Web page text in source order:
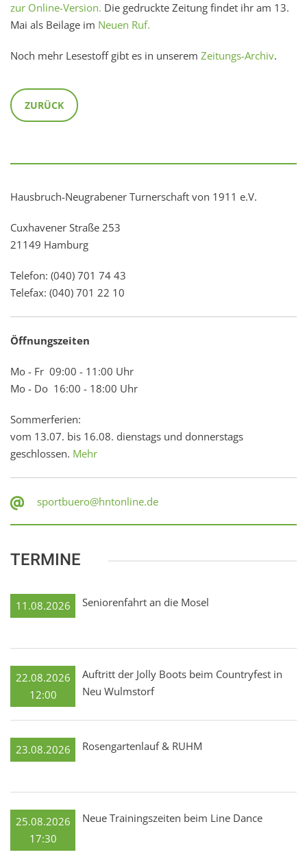
zur Online-Version. Die gedruckte Zeitung findet ihr am 13.
Mai als Beilage im Neuen Ruf.
Noch mehr Lesestoff gibt es in unserem Zeitungs-Archiv.
ZURÜCK
Hausbruch-Neugrabener Turnerschaft von 1911 e.V.
Cuxhavener Straße 253
21149 Hamburg
Telefon: (040) 701 74 43
Telefax: (040) 701 22 10
Öffnungszeiten
Mo - Fr 09:00 - 11:00 Uhr
Mo - Do 16:00 - 18:00 Uhr
Sommerferien:
vom 13.07. bis 16.08. dienstags und donnerstags
geschlossen. Mehr
sportbuero@hntonline.de
TERMINE
11.08.2026 Seniorenfahrt an die Mosel
22.08.2026
12:00
Auftritt der Jolly Boots beim Countryfest in
Neu Wulmstorf
23.08.2026 Rosengartenlauf & RUHM
25.08.2026
17:30
Neue Trainingszeiten beim Line Dance